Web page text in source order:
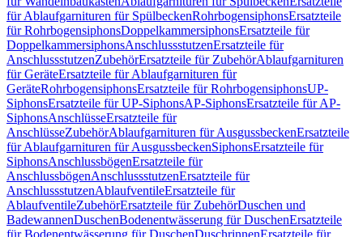
für Ablaufgarnituren für SpülbeckenRohrbogensiphonsErsatzteile
für RohrbogensiphonsDoppelkammersiphonsErsatzteile für
DoppelkammersiphonsAnschlussstutzenErsatzteile für
AnschlussstutzenZubehörErsatzteile für ZubehörAblaufgarnituren
für GeräteErsatzteile für Ablaufgarnituren für
GeräteRohrbogensiphonsErsatzteile für RohrbogensiphonsUP-
SiphonsErsatzteile für UP-SiphonsAP-SiphonsErsatzteile für AP-
SiphonsAnschlüsseErsatzteile für
AnschlüsseZubehörAblaufgarnituren für AusgussbeckenErsatzteile
für Ablaufgarnituren für AusgussbeckenSiphonsErsatzteile für
SiphonsAnschlussbögenErsatzteile für
AnschlussbögenAnschlussstutzenErsatzteile für
AnschlussstutzenAblaufventileErsatzteile für
AblaufventileZubehörErsatzteile für ZubehörDuschen und
BadewannenDuschenBodenentwässerung für DuschenErsatzteile
für Bodenentwässerung für DuschenDuschrinnenErsatzteile für